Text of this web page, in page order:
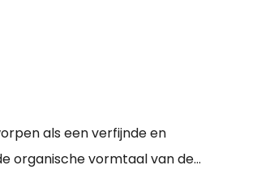
als een verfijnde en
organische vormtaal van de